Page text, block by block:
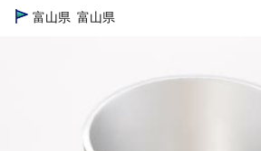
TOP
キッチン用品
富山県 富山県